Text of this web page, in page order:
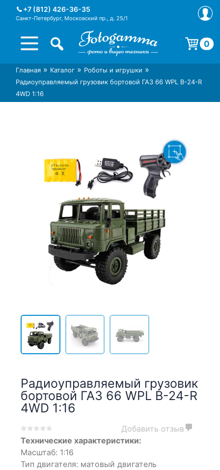
+7 (812) 426-36-35
Санкт-Петербург, Московский пр., д. 25/1
Интернет-магазин фототехники
Foto-Gamma в СПб
Магазин фотоаксессуаров foto-
gamma.ru
0
Корзина пуста.
Главная » Каталог » Роботы и игрушки »
Радиоуправляемый грузовик бортовой ГАЗ 66 WPL B-24-R
4WD 1:16
Радиоуправляемый грузовик
бортовой ГАЗ 66 WPL B-24-R
4WD 1:16
0
of
5
based
0
Добавить отзыв
Технические характеристики:
Масштаб: 1:16
Тип двигателя: матовый двигатель